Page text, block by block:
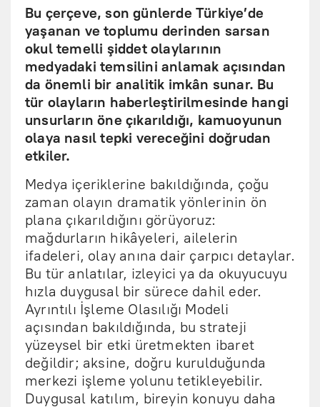
Bu çerçeve, son günlerde Türkiye’de
yaşanan ve toplumu derinden sarsan
okul temelli şiddet olaylarının
medyadaki temsilini anlamak açısından
da önemli bir analitik imkân sunar. Bu
tür olayların haberleştirilmesinde hangi
unsurların öne çıkarıldığı, kamuoyunun
olaya nasıl tepki vereceğini doğrudan
etkiler.
Medya içeriklerine bakıldığında, çoğu
zaman olayın dramatik yönlerinin ön
plana çıkarıldığını görüyoruz:
mağdurların hikâyeleri, ailelerin
ifadeleri, olay anına dair çarpıcı detaylar.
Bu tür anlatılar, izleyici ya da okuyucuyu
hızla duygusal bir sürece dahil eder.
Ayrıntılı İşleme Olasılığı Modeli
açısından bakıldığında, bu strateji
yüzeysel bir etki üretmekten ibaret
değildir; aksine, doğru kurulduğunda
merkezi işleme yolunu tetikleyebilir.
Duygusal katılım, bireyin konuyu daha